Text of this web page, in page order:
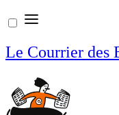
Aller
au
contenu
Le Courrier des